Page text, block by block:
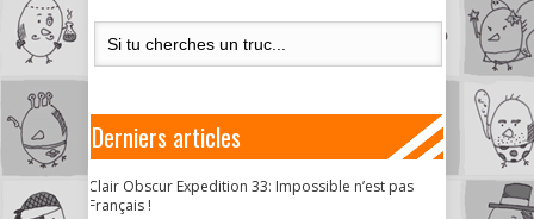
Derniers articles
Clair Obscur Expedition 33: Impossible n’est pas
Français !